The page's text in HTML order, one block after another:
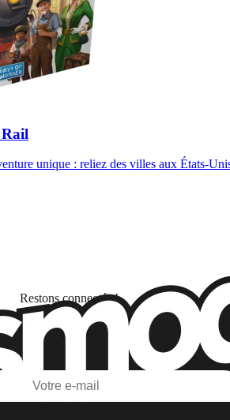
unique : reliez des villes aux États-
Restons connectés !
des jeux, des nouveautés et des contenus
centres d'intérêt et mes ouvertures et clics